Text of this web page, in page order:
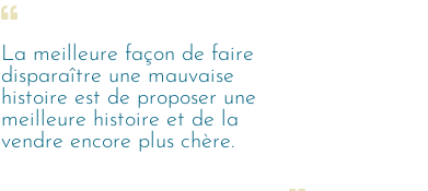
La meilleure façon de faire
disparaître une mauvaise
histoire est de proposer une
meilleure histoire et de la
vendre encore plus chère.